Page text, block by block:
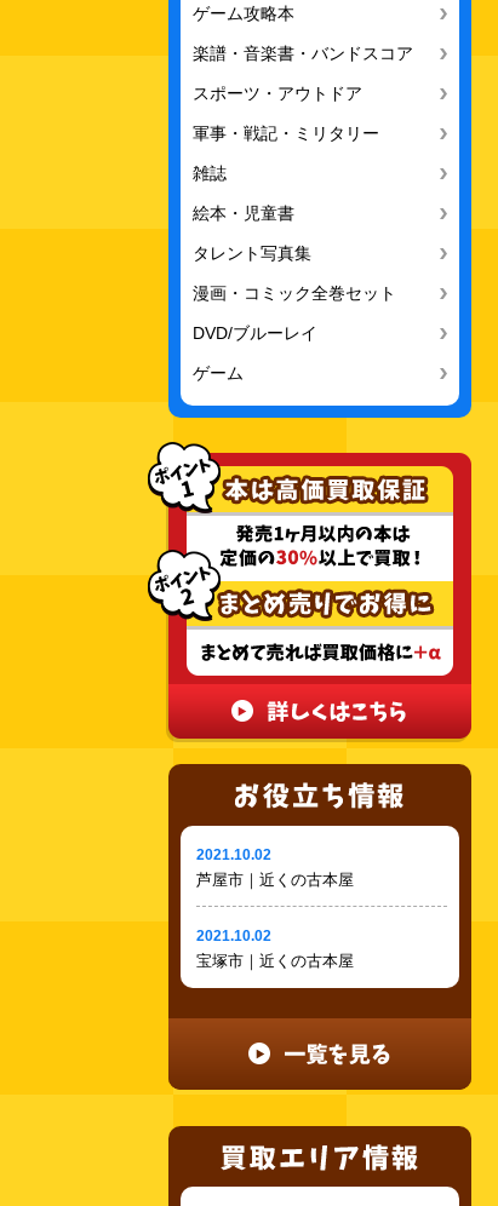
ゲーム攻略本
楽譜・音楽書・バンドスコア
スポーツ・アウトドア
軍事・戦記・ミリタリー
雑誌
絵本・児童書
タレント写真集
漫画・コミック全巻セット
DVD/ブルーレイ
ゲーム
2021.10.02
芦屋市｜近くの古本屋
2021.10.02
宝塚市｜近くの古本屋